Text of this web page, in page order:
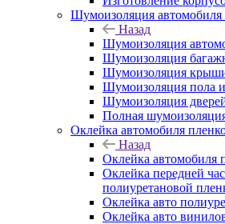
Шумоизоляция автомобиля
Назад
Шумоизоляция
Шумоизоляция
Шумоизоляция
Шумоизоляция пола
Шумоизоляция
Полная
Оклейка автомобиля
Назад
Оклейка автомобиля
Оклейка передней
полиуретановой
Оклейка авто
Оклейка авто